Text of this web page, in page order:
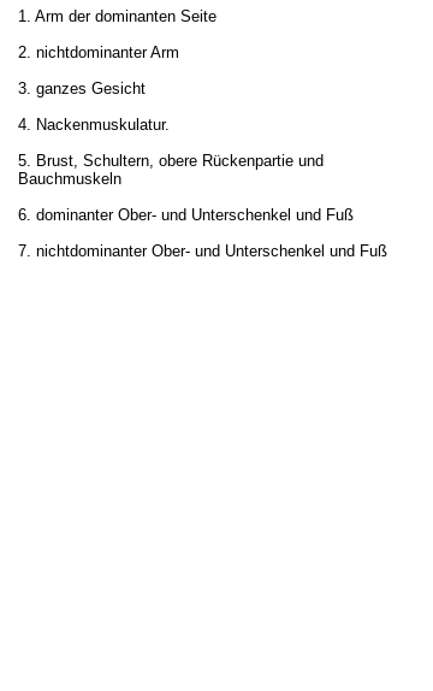
1. Arm der dominanten Seite
2. nichtdominanter Arm
3. ganzes Gesicht
4. Nackenmuskulatur.
5. Brust, Schultern, obere Rückenpartie und
Bauchmuskeln
6. dominanter Ober- und Unterschenkel und Fuß
7. nichtdominanter Ober- und Unterschenkel und Fuß